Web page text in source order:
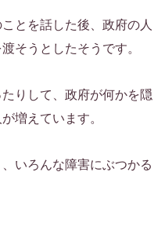
とを話した後、政府の人
そうとしたそうです。
りして、政府が何かを隠
増えています。
いろんな障害にぶつかる